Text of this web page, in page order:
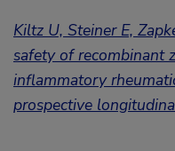
Kiltz U, Steiner E,
safety of recombinant
inflammatory
prospective